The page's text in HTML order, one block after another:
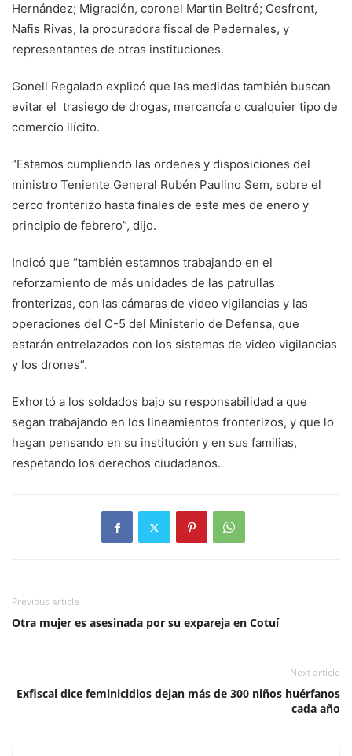
Hernández; Migración, coronel Martin Beltré; Cesfront,
Nafis Rivas, la procuradora fiscal de Pedernales, y
representantes de otras instituciones.
Gonell Regalado explicó que las medidas también buscan
evitar el trasiego de drogas, mercancía o cualquier tipo de
comercio ilícito.
“Estamos cumpliendo las ordenes y disposiciones del
ministro Teniente General Rubén Paulino Sem, sobre el
cerco fronterizo hasta finales de este mes de enero y
principio de febrero”, dijo.
Indicó que “también estamnos trabajando en el
reforzamiento de más unidades de las patrullas
fronterizas, con las cámaras de video vigilancias y las
operaciones del C-5 del Ministerio de Defensa, que
estarán entrelazados con los sistemas de video vigilancias
y los drones”.
Exhortó a los soldados bajo su responsabilidad a que
segan trabajando en los lineamientos fronterizos, y que lo
hagan pensando en su institución y en sus familias,
respetando los derechos ciudadanos.
Previous article
Otra mujer es asesinada por su expareja en Cotuí
Next article
Exfiscal dice feminicidios dejan más de 300 niños huérfanos
cada año